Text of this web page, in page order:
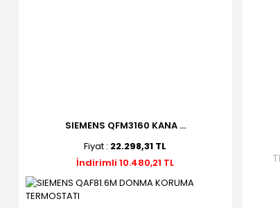
SIEMENS QFM3160 KANA ...
Fiyat : 22.298,31 TL
İndirimli 10.480,21 TL